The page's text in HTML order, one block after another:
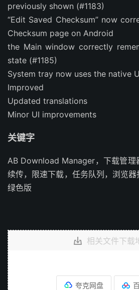
previously shown (#1183)
“Edit Saved Checksum” now
Checksum page on Android
the Main window correctly
state (#1185)
System tray now uses the native
Improved
Updated translations
Minor UI improvements
关键字
AB Download Manager，下载管理
续传，限速下载，任务队列，浏览
绿色版
相关文件下载
夸克网盘